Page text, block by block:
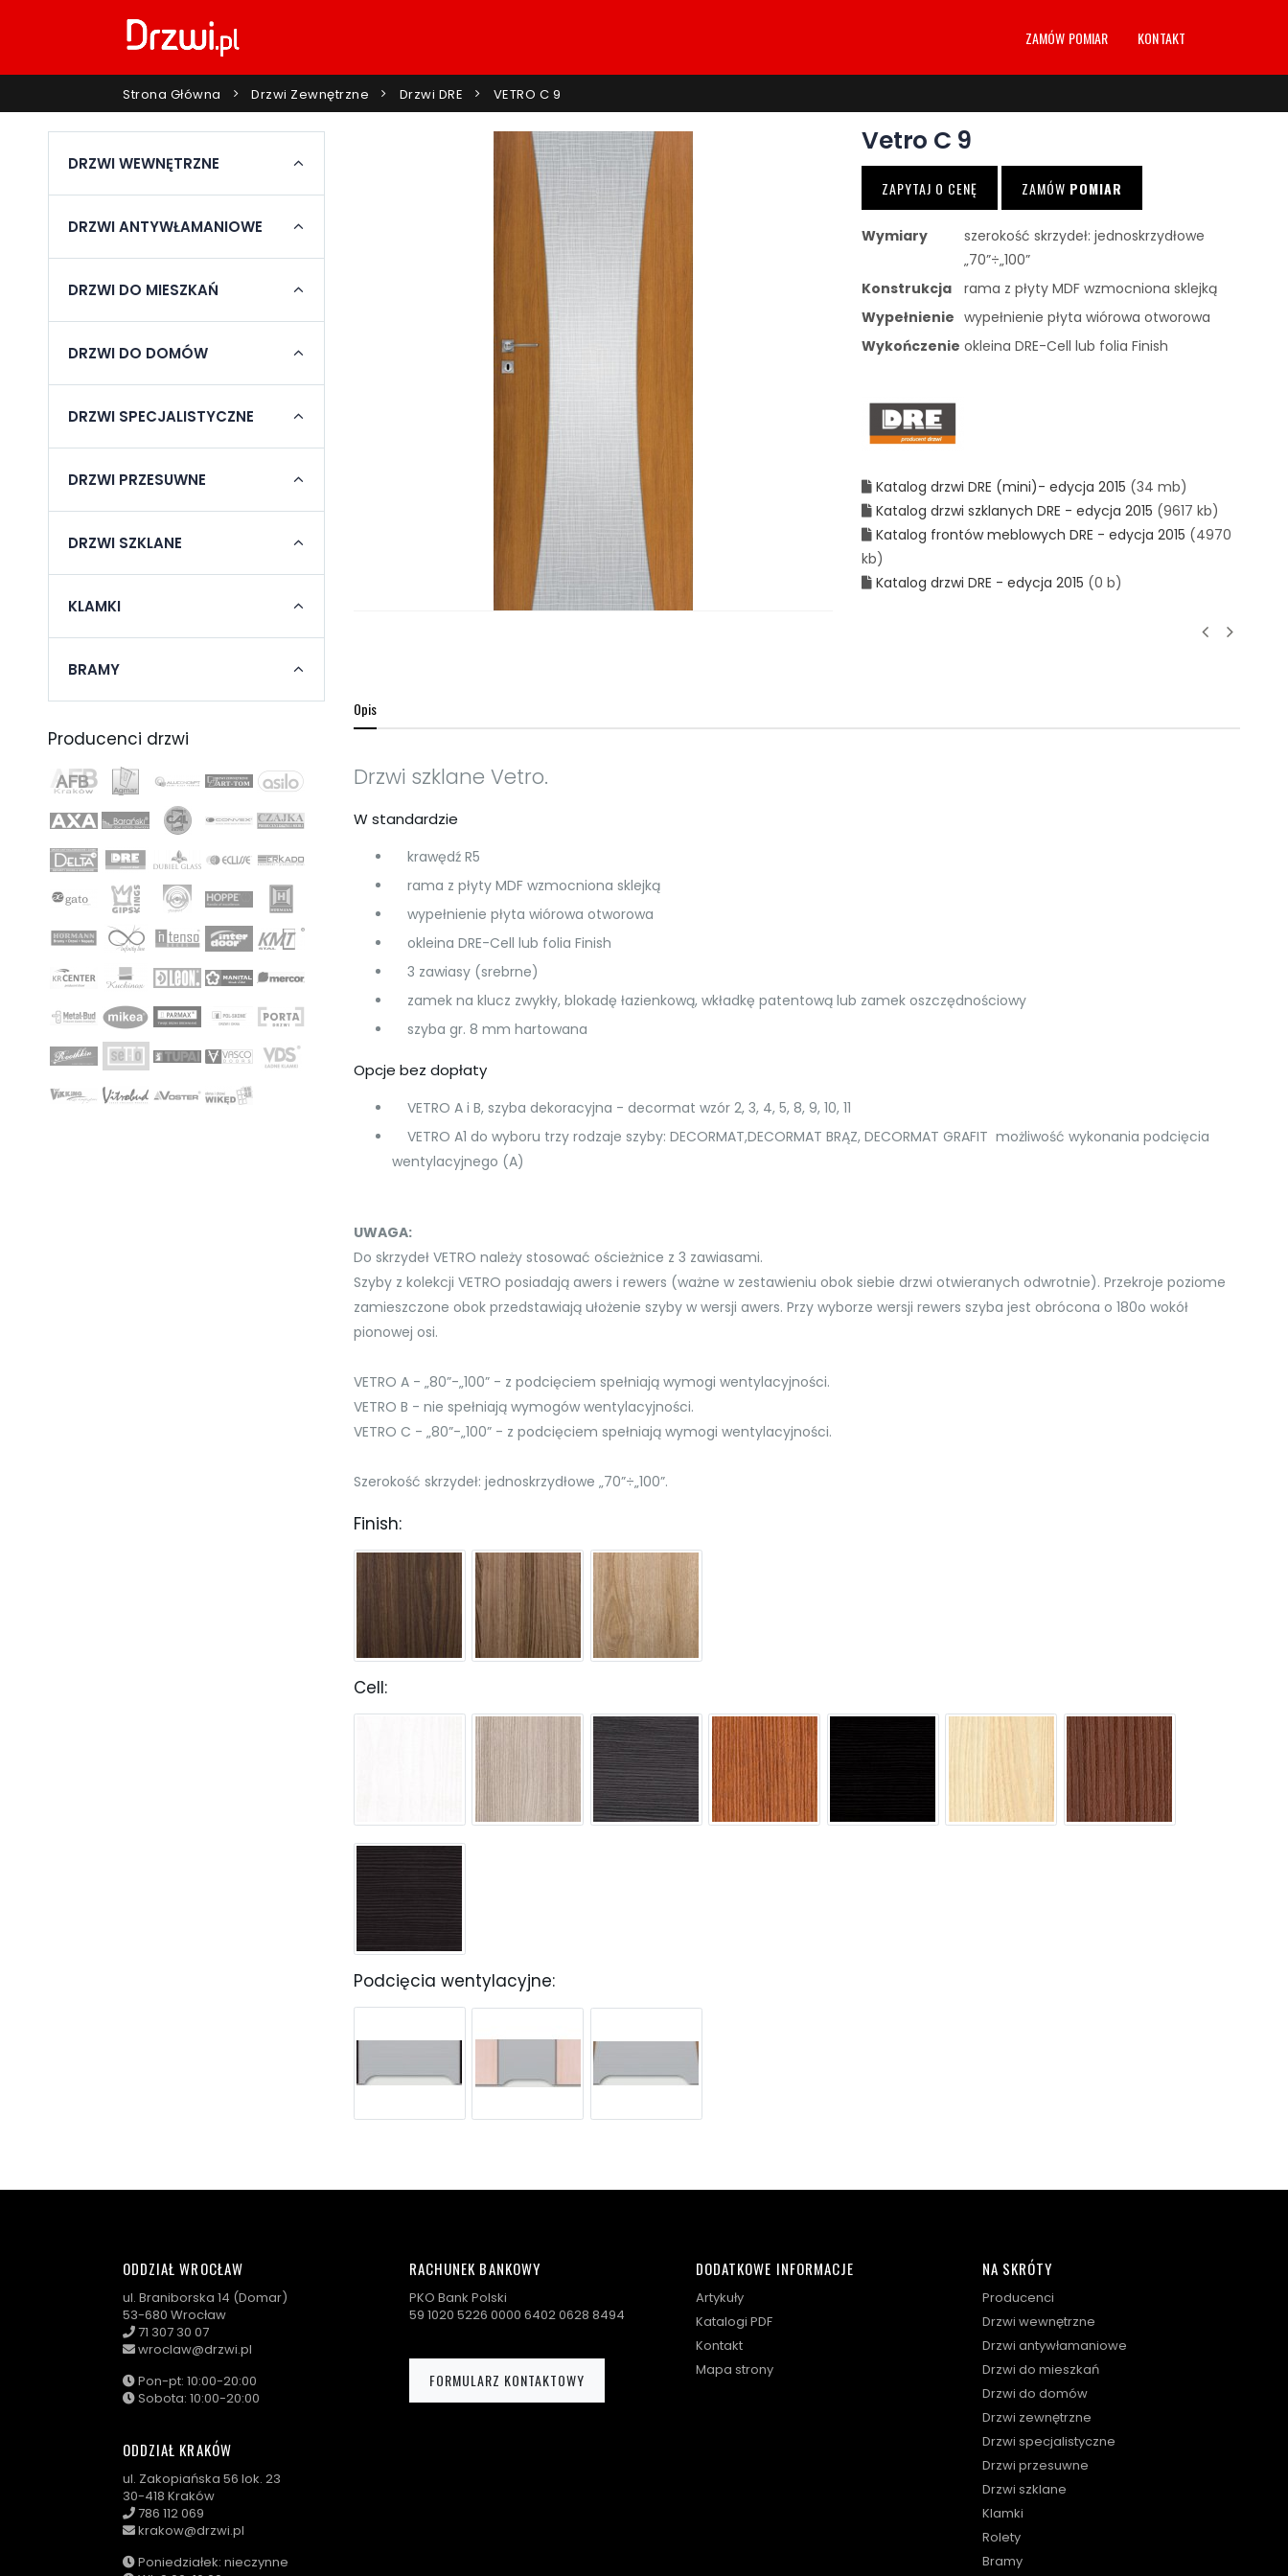
ZAMÓW POMIAR KONTAKT
Strona Główna Drzwi Zewnętrzne Drzwi DRE VETRO C 9
Vetro C 9
ZAPYTAJ O CENĘ ZAMÓW POMIAR
Wymiary
szerokość skrzydeł: jednoskrzydłowe
„70”÷„100”
Konstrukcja
rama z płyty MDF wzmocniona sklejką
Wypełnienie wypełnienie płyta wiórowa otworowa
Wykończenie okleina DRE-Cell lub folia Finish
Katalog drzwi DRE (mini)- edycja 2015 (34 mb)
Katalog drzwi szklanych DRE - edycja 2015 (9617 kb)
Katalog frontów meblowych DRE - edycja 2015 (4970
kb)
Katalog drzwi DRE - edycja 2015 (0 b)
Opis
Drzwi szklane Vetro.
W standardzie
krawędź R5
rama z płyty MDF wzmocniona sklejką
wypełnienie płyta wiórowa otworowa
okleina DRE-Cell lub folia Finish
3 zawiasy (srebrne)
zamek na klucz zwykły, blokadę łazienkową, wkładkę patentową lub zamek oszczędnościowy
szyba gr. 8 mm hartowana
Opcje bez dopłaty
VETRO A i B, szyba dekoracyjna - decormat wzór 2, 3, 4, 5, 8, 9, 10, 11
VETRO A1 do wyboru trzy rodzaje szyby: DECORMAT,DECORMAT BRĄZ, DECORMAT GRAFIT możliwość wykonania podcięcia
wentylacyjnego (A)
UWAGA:
Do skrzydeł VETRO należy stosować ościeżnice z 3 zawiasami.
Szyby z kolekcji VETRO posiadają awers i rewers (ważne w zestawieniu obok siebie drzwi otwieranych odwrotnie). Przekroje poziome
zamieszczone obok przedstawiają ułożenie szyby w wersji awers. Przy wyborze wersji rewers szyba jest obrócona o 180o wokół
pionowej osi.
VETRO A - „80”-„100” - z podcięciem spełniają wymogi wentylacyjności.
VETRO B - nie spełniają wymogów wentylacyjności.
VETRO C - „80”-„100” - z podcięciem spełniają wymogi wentylacyjności.
Szerokość skrzydeł: jednoskrzydłowe „70”÷„100”.
Finish:
Cell:
Podcięcia wentylacyjne:
DRZWI WEWNĘTRZNE
DRZWI ANTYWŁAMANIOWE
DRZWI DO MIESZKAŃ
DRZWI DO DOMÓW
DRZWI SPECJALISTYCZNE
DRZWI PRZESUWNE
DRZWI SZKLANE
KLAMKI
BRAMY
Producenci drzwi
ODDZIAŁ WROCŁAW
ul. Braniborska 14 (Domar)
53-680 Wrocław
71 307 30 07
wroclaw@drzwi.pl
Pon-pt: 10:00-20:00
Sobota: 10:00-20:00
ODDZIAŁ KRAKÓW
ul. Zakopiańska 56 lok. 23
30-418 Kraków
786 112 069
krakow@drzwi.pl
Poniedziałek: nieczynne
RACHUNEK BANKOWY
PKO Bank Polski
59 1020 5226 0000 6402 0628 8494
FORMULARZ KONTAKTOWY
DODATKOWE INFORMACJE
Artykuły
Katalogi PDF
Kontakt
Mapa strony
NA SKRÓTY
Producenci
Drzwi wewnętrzne
Drzwi antywłamaniowe
Drzwi do mieszkań
Drzwi do domów
Drzwi zewnętrzne
Drzwi specjalistyczne
Drzwi przesuwne
Drzwi szklane
Klamki
Rolety
Bramy